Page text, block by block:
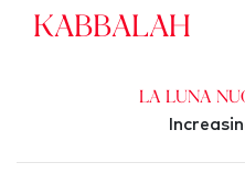
Kabbalah
La Luna